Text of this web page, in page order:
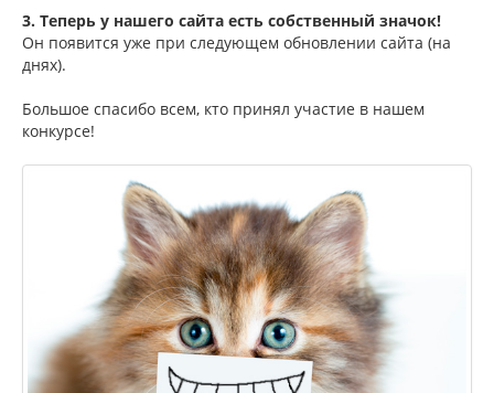
3. Теперь у нашего сайта есть собственный значок!
Он появится уже при следующем обновлении сайта (на
днях).
Большое спасибо всем, кто принял участие в нашем
конкурсе!